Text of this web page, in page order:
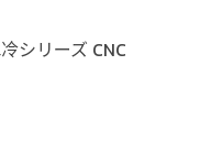
シリーズ CNC